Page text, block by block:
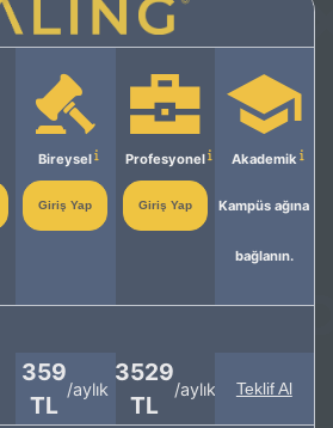
Bireysel
Giriş Yap
Profesyonel
Giriş Yap
Akademik
Kampüs ağına
bağlanın.
359
TL
/aylık
3529
TL
/aylık Teklif Al